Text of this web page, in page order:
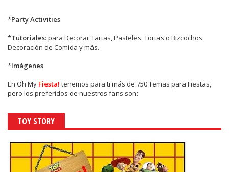
*Party Activities.
*Tutoriales: para Decorar Tartas, Pasteles, Tortas o Bizcochos,
Decoración de Comida y más.
*Imágenes.
En Oh My Fiesta! tenemos para ti más de 750 Temas para Fiestas,
pero los preferidos de nuestros fans son:
TOY STORY